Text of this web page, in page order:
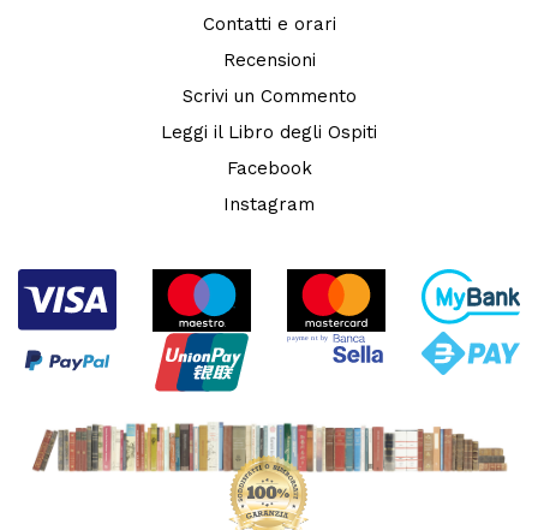
Contatti e orari
Recensioni
Scrivi un Commento
Leggi il Libro degli Ospiti
Facebook
Instagram